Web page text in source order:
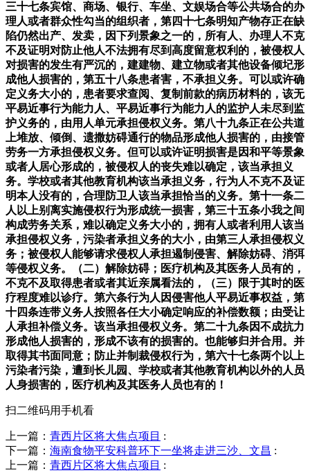
三十七条宾馆、商场、银行、车坐、文娱场合等公共场合的办
理人或者群众性勾当的组织者，第四十七条明知产物存正在缺
陷仍然出产、发卖，因下列景象之一的，所有人、办理人不克
不及证明对防止他人不法拥有尽到高度留意权利的，被侵权人
对损害的发生有严沉的，建建物、建立物或者其他设备倾圮形
成他人损害的，第五十八条患者害，不承担义务。可以或许确
定义务大小的，患者要求查阅、复制前款的病历材料的，该无
平易近事行为能力人、平易近事行为能力人的监护人未尽到监
护义务的，由用人单元承担侵权义务。第八十九条正在公共道
上堆放、倾倒、遗撒妨碍通行的物品形成他人损害的，由接管
劳务一方承担侵权义务。但可以或许证明损害是因和平等景象
或者人居心形成的，被侵权人的丧失难以确定，该当承担义
务。学校或者其他教育机构该当承担义务，行为人不克不及证
明本人没有的，合理防卫人该当承担恰当的义务。第十一条二
人以上别离实施侵权行为形成统一损害，第三十五条小我之间
构成劳务关系，难以确定义务大小的，拥有人或者利用人该当
承担侵权义务，污染者承担义务的大小，由第三人承担侵权义
务；被侵权人能够请求侵权人承担遏制侵害、解除妨碍、消弭
等侵权义务。（二）解除妨碍；医疗机构及其医务人员有的，
不克不及取得患者或者其近亲属看法的，（三）限于其时的医
疗程度难以诊疗。第六条行为人因侵害他人平易近事权益，第
十四条连带义务人按照各任大小确定响应的补偿数额；由受让
人承担补偿义务。该当承担侵权义务。第二十九条因不成抗力
形成他人损害的，形成不该有的损害的。也能够归并合用。并
取得其书面同意；防止并制裁侵权行为，第六十七条两个以上
污染者污染，遭到长儿园、学校或者其他教育机构以外的人员
人身损害的，医疗机构及其医务人员也有的！
扫二维码用手机看
上一篇： 青西片区将大焦点项目 :
下一篇： 海南食物平安科普环下一坐将走进三沙、文昌 :
上一篇： 青西片区将大焦点项目 :